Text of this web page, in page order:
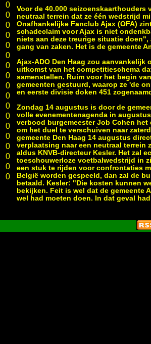
0
0
0
0
0
0
0
0
0
0
0
0
0
0
0
0
0
0
Voor de 40.000
neutraal terrein dat ze één wedstrijd
Onafhankelijke Fanclub Ajax (OFA)
schadeclaim voor Ajax is niet
niets aan deze treurige situatie
gang van zaken. Het is de gemeente
Ajax-ADO Den Haag zou
uitkomst van het competitieschema
samenstellen. Ruim voor het begin
gemeenten gestuurd, waarop ze 'de
en eerste divisie doken 451
Zondag 14 augustus is door de
volle evenementenagenda in
verbood burgemeester Job Cohen het
om het duel te verschuiven naar
gemeente Den Haag 14 augustus
verplaatsing naar een neutraal
aldus KNVB-directeur Kesler. Het zal
toeschouwerloze voetbalwedstrijd in
een stuk te rijden voor confrontaties
België worden gespeeld, dan zal de
betaald. Kesler: "Die kosten kunnen
bekijken. Feit is wel dat de gemeente
wel had moeten doen. In dat geval